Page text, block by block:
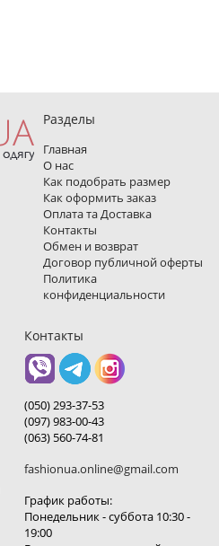
Разделы
Главная
О нас
Как подобрать размер
Как оформить заказ
Оплата та Доставка
Контакты
Обмен и возврат
Договор публичной оферты
Политика
конфиденциальности
Контакты
(050) 293-37-53
(097) 983-00-43
(063) 560-74-81
fashionua.online@gmail.com
График работы:
Понедельник - суббота 10:30 -
19:00